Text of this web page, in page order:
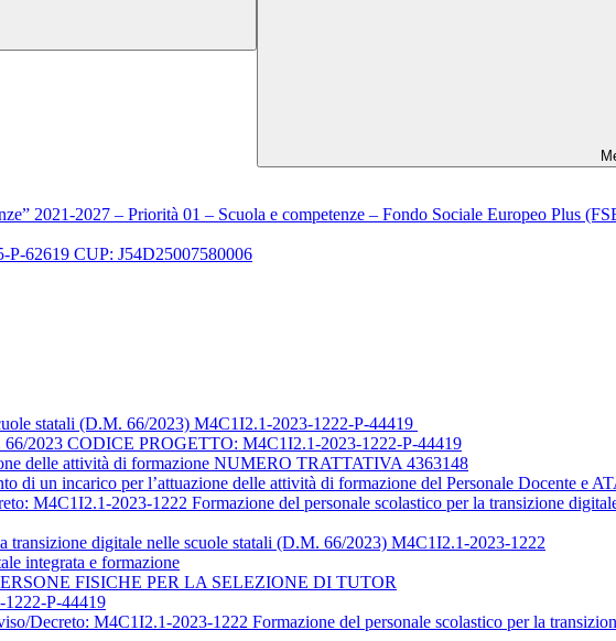
2021-2027 – Priorità 01 – Scuola e competenze – Fondo Sociale Europeo Plus
P-62619 CUP: J54D25007580006
statali (D.M. 66/2023) M4C1I2.1-2023-1222-P-44419
CODICE PROGETTO: M4C1I2.1-2023-1222-P-44419
delle attività di formazione NUMERO TRATTATIVA 4363148
di un incarico per l’attuazione delle attività di formazione del Personale Docente e
M4C1I2.1-2023-1222 Formazione del personale scolastico per la transizione
transizione digitale nelle scuole statali (D.M. 66/2023) M4C1I2.1-2023-1222
integrata e formazione
FISICHE PER LA SELEZIONE DI TUTOR
P-44419
Decreto: M4C1I2.1-2023-1222 Formazione del personale scolastico per la